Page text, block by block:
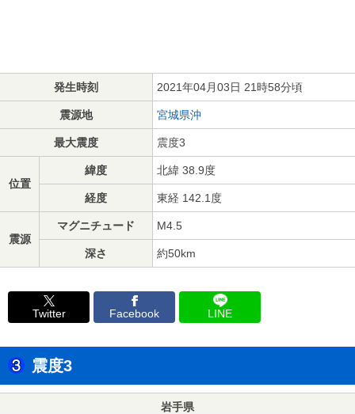
発生時刻 2021年04月03日 21時58分頃
震源地 宮城県沖
最大震度 震度3
位置
緯度 北緯 38.9度
経度 東経 142.1度
震源
マグニチュード M4.5
深さ 約50km
Twitter Facebook LINE
震度3
岩手県